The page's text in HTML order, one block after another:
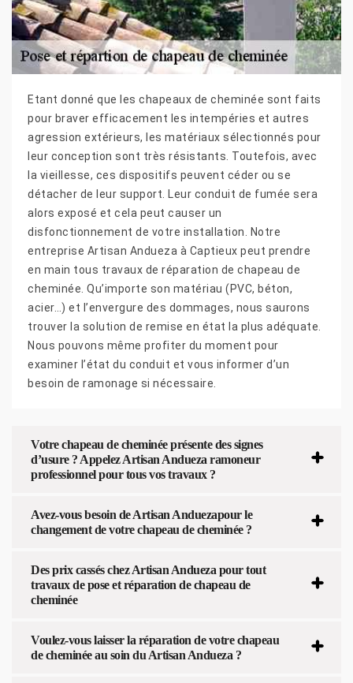
Etant donné que les chapeaux de cheminée sont faits
pour braver efficacement les intempéries et autres
agression extérieurs, les matériaux sélectionnés pour
leur conception sont très résistants. Toutefois, avec
la vieillesse, ces dispositifs peuvent céder ou se
détacher de leur support. Leur conduit de fumée sera
alors exposé et cela peut causer un
disfonctionnement de votre installation. Notre
entreprise Artisan Andueza à Captieux peut prendre
en main tous travaux de réparation de chapeau de
cheminée. Qu’importe son matériau (PVC, béton,
acier…) et l’envergure des dommages, nous saurons
trouver la solution de remise en état la plus adéquate.
Nous pouvons même profiter du moment pour
examiner l’état du conduit et vous informer d’un
besoin de ramonage si nécessaire.
Votre chapeau de cheminée présente des signes
d’usure ? Appelez Artisan Andueza ramoneur
professionnel pour tous vos travaux ?
Avez-vous besoin de Artisan Anduezapour le
changement de votre chapeau de cheminée ?
Des prix cassés chez Artisan Andueza pour tout
travaux de pose et réparation de chapeau de
cheminée
Voulez-vous laisser la réparation de votre chapeau
de cheminée au soin du Artisan Andueza ?